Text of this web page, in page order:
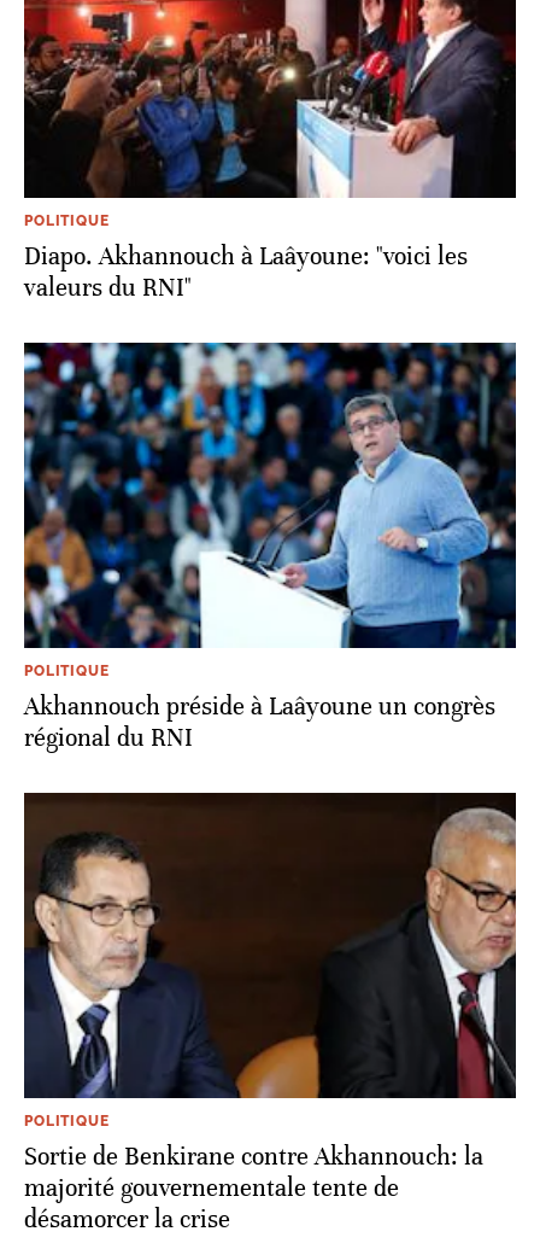
POLITIQUE
Diapo. Akhannouch à Laâyoune: "voici les
valeurs du RNI"
POLITIQUE
Akhannouch préside à Laâyoune un congrès
régional du RNI
POLITIQUE
Sortie de Benkirane contre Akhannouch: la
majorité gouvernementale tente de
désamorcer la crise